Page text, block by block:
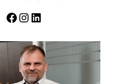
Facebook
Instagram
LinkedIn